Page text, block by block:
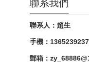
聯系我們
聯系人：趙生
手機：
郵箱：